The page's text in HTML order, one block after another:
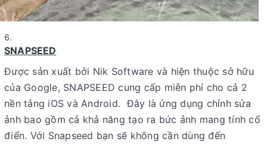
SNAPSEED
Được sản xuất bởi Nik Software và hiện thuộc sở hữu
của Google, SNAPSEED cung cấp miễn phí cho cả 2
nền tảng iOS và Android. Đây là ứng dụng chỉnh sửa
ảnh bao gồm cả khả năng tạo ra bức ảnh mang tính cổ
điển. Với Snapseed bạn sẽ không cần dùng đến